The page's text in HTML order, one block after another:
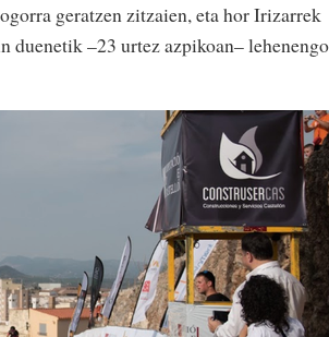
geratzen zitzaien, eta hor Irizarrek
duenetik –23 urtez azpikoan– lehenengo